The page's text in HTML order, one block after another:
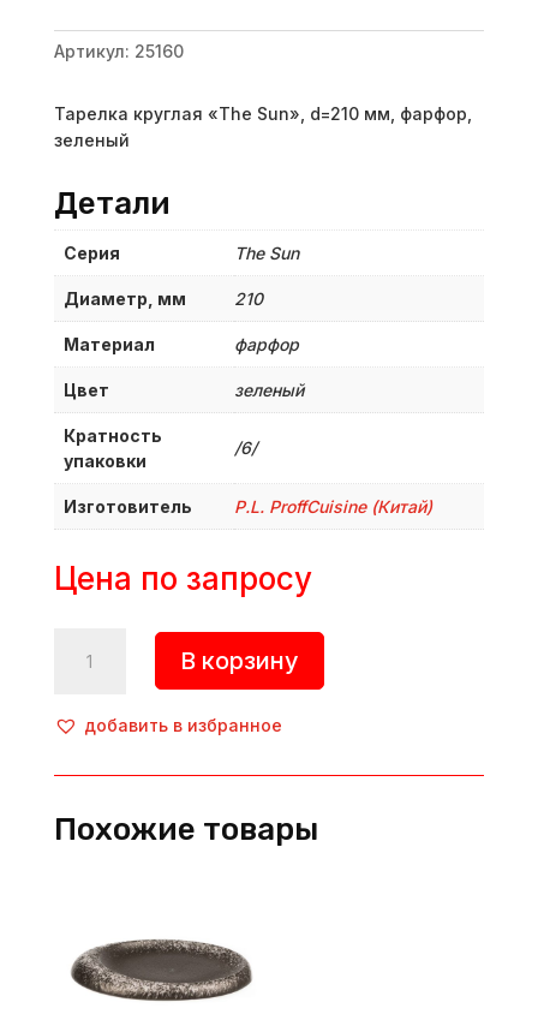
Артикул: 25160
Тарелка круглая «The Sun», d=210 мм, фарфор,
зеленый
Детали
Серия The Sun
Диаметр, мм 210
Материал фарфор
Цвет зеленый
Кратность
упаковки
/6/
Изготовитель P.L. ProffСuisine (Китай)
Цена по запросу
товара
круглая
Sun»,
мм,
(Китай)
В корзину
добавить в избранное
Похожие товары